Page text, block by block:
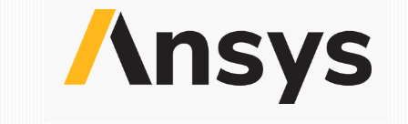
КОНТАКТ